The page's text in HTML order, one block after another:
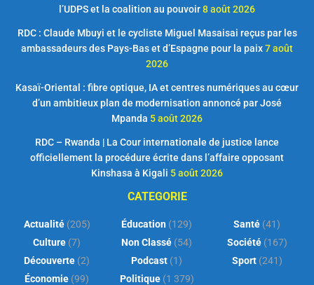
l’UDPS et la coalition au pouvoir8 août 2026
RDC : Claude Mbuyi et le cycliste Miguel Masaisai reçus par les
ambassadeurs des Pays-Bas et d’Espagne pour la paix7 août
2026
Kasaï-Oriental : fibre optique, IA et centres numériques au cœur
d’un ambitieux plan de modernisation annoncé par José
Mpanda 5 août 2026
RDC – Rwanda | La Cour internationale de justice lance
officiellement la procédure écrite dans l’affaire opposant
Kinshasa à Kigali 5 août 2026
CATEGORIE
Actualité(205)
Culture (7)
Découverte (2)
Économie (99)
Éducation (129)
Non Classé (54)
Podcast (1)
Politique(1 379)
Santé (41)
Société(167)
Sport(241)